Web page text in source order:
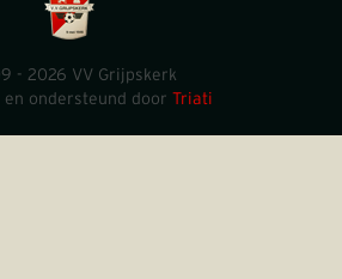
- 2026 VV Grijpskerk
en ondersteund door Triati